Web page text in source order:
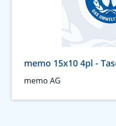
memo 15x10 4pl -
memo AG